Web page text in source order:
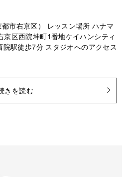
市右京区） レッスン場所 ハナマ
区西院坤町1番地ケイハンシティ
駅徒歩7分 スタジオへのアクセス
きを読む